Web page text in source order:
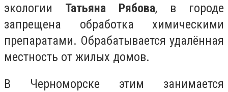
экологии Татьяна Рябова, в городе
запрещена обработка химическими
препаратами. Обрабатывается удалённая
местность от жилых домов.
В Черноморске этим занимается